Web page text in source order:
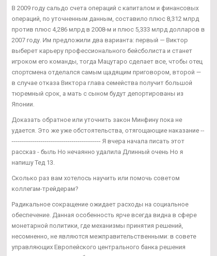
В 2009 году сальдо счета операций с капиталом и финансовых
операций, по уточненным данным, составило плюс 8,312 млрд
против плюс 4,286 млрд в 2008-м и плюс 5,333 млрд долларов в
2007 году. Им предложили два варианта: первый — Виктор
выберет карьеру профессионального бейсболиста и станет
игроком его команды, тогда Мацутаро сделает все, чтобы отец
спортсмена отделался самым щадящим приговором, второй —
в случае отказа Виктора глава семейства получит большой
тюремный срок, а мать с сыном будут депортированы из
Японии.
Доказать обратное или уточнить закон Минфину пока не
удается. Это же уже обстоятельства, отягощающие наказание --
---------------------------------------------- Я вчера начала писать этот
рассказ - быль Но нечаянно удалила Длинный очень Но я
напишу Тед 13.
Сколько раз вам хотелось научить или помочь советом
коллегам-трейдерам?
Радикальное сокращение ожидает расходы на социальное
обеспечение. Данная особенность ярче всегда видна в сфере
монетарной политики, где механизмы принятия решений,
несомненно, не являются межправительственными: в совете
управляющих Европейского центрального банка решения